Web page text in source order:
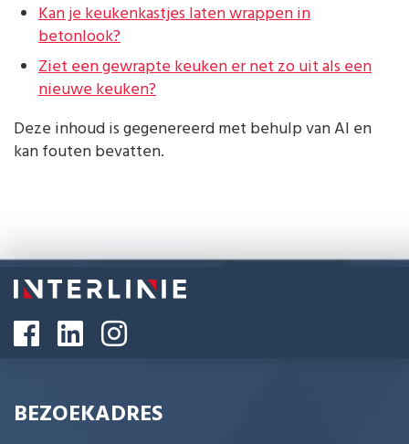
Kan je keukenkastjes laten wrappen in
betonlook?
Ziet een gewrapte keuken er net zo uit als een
nieuwe keuken?
Deze inhoud is gegenereerd met behulp van AI en
kan fouten bevatten.
BEZOEKADRES